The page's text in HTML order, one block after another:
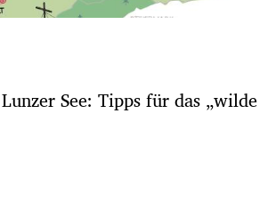
See: Tipps für das „wilde